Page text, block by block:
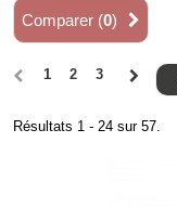
Comparer (0)
1 2 3
Résultats 1 - 24 sur 57.